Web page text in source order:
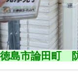
徳島市論田町